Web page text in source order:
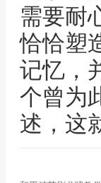
需要耐
恰恰塑
记忆，
个曾为
述，这